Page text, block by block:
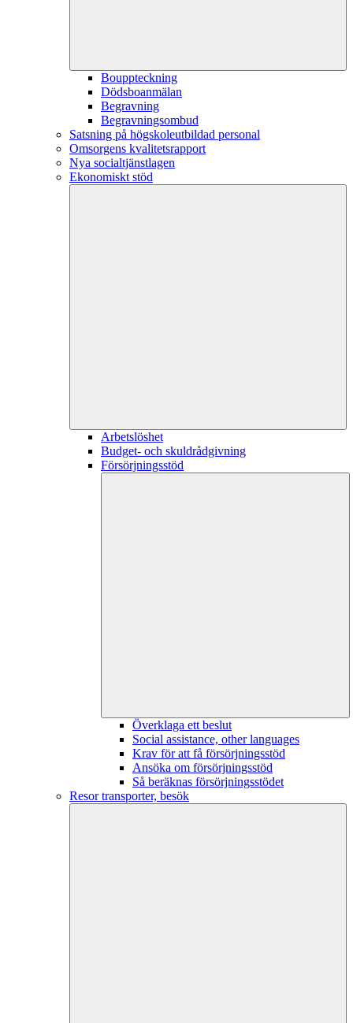
Bouppteckning
Dödsboanmälan
Begravning
Begravningsombud
Satsning på högskoleutbildad personal
Omsorgens kvalitetsrapport
Nya socialtjänstlagen
Ekonomiskt stöd
Arbetslöshet
Budget- och skuldrådgivning
Försörjningsstöd
Överklaga ett beslut
Social assistance, other languages
Krav för att få försörjningsstöd
Ansöka om försörjningsstöd
Så beräknas försörjningsstödet
Resor transporter, besök